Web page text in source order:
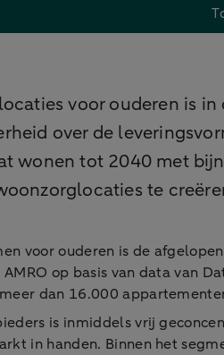
voor ouderen is
over de
wonen tot 2040 met
te
voor ouderen is de
op basis van data van
dan 16.000
is inmiddels vrij
in handen. Binnen het